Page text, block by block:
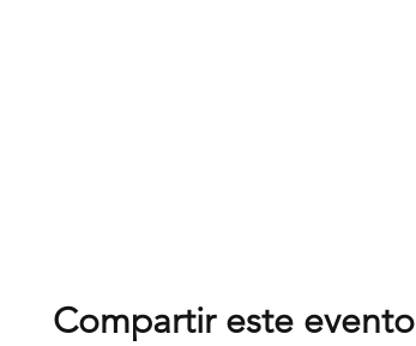
Compartir este evento